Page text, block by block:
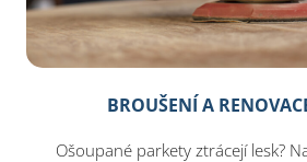
BROUŠENÍ A
Ošoupané parkety ztrácejí lesk?